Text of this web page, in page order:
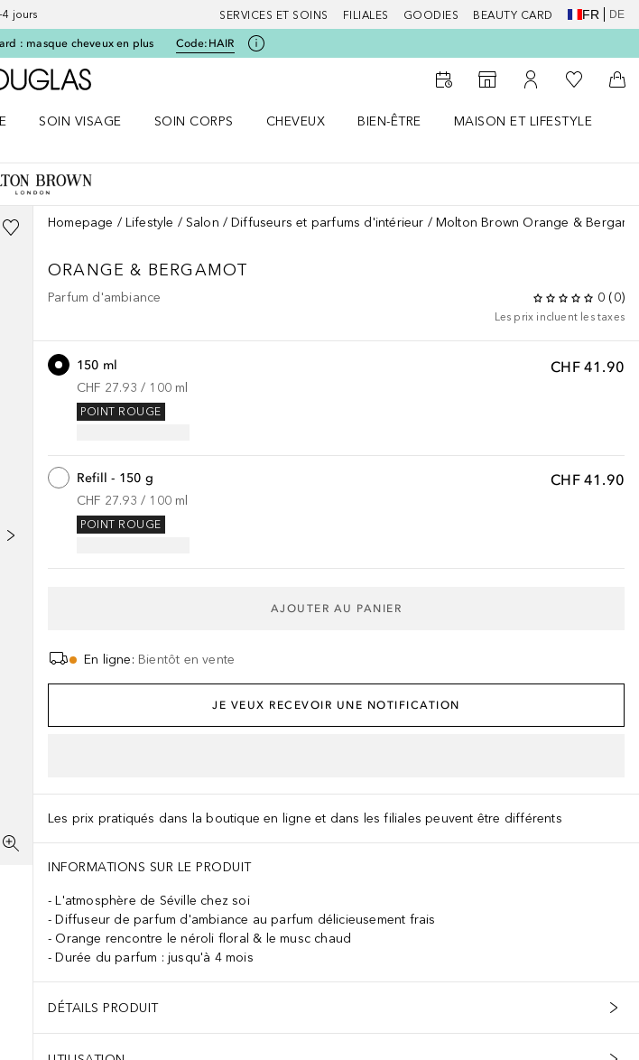
jours SERVICES ET SOINS FILIALES GOODIES BEAUTY CARD FR DE
: masque cheveux en plus Code: HAIR
Vers l'accueil Douglas
Vers le Storefinder
Vers Mon Compte
Vers Ma
SOIN VISAGE
SOIN CORPS
CHEVEUX
BIEN-ÊTRE
MAISON ET LIFESTYLE
Homepage Lifestyle Salon Diffuseurs et parfums d'intérieur Molton Brown Orange &
ORANGE & BERGAMOT
Parfum d'ambiance 0 (0)
Les prix incluent les taxes
CHF 41.90
150 ml
CHF 27.93 / 100 ml
POINT ROUGE
CHF 41.90
Refill - 150 g
CHF 27.93 / 100 ml
POINT ROUGE
AJOUTER AU PANIER
En ligne: Bientôt en vente
JE VEUX RECEVOIR UNE NOTIFICATION
Les prix pratiqués dans la boutique en ligne et dans les filiales peuvent être différents
INFORMATIONS SUR LE PRODUIT
L'atmosphère de Séville chez soi
Diffuseur de parfum d'ambiance au parfum délicieusement frais
Orange rencontre le néroli floral & le musc chaud
Durée du parfum : jusqu'à 4 mois
DÉTAILS PRODUIT
CAS D’IRRITATION OU D'ÉRUPTION CUTANÉE: CONSULTER UN MÉDECIN. SI L’IRRITATION